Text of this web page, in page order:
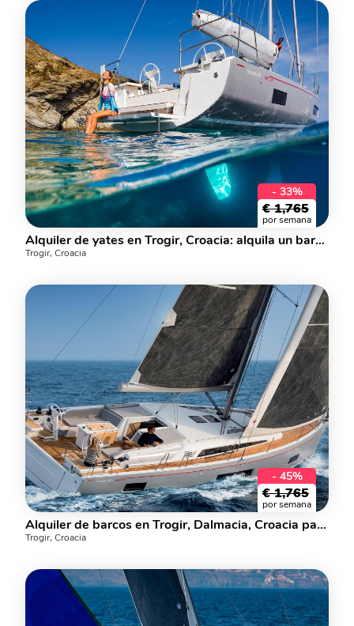
- 33%
€ 1,765
por semana
Alquiler de yates en Trogir, Croacia: alquila un barco para hasta 8 personas.
Trogir, Croacia
- 45%
€ 1,765
por semana
Alquiler de barcos en Trogir, Dalmacia, Croacia para hasta 8 personas: descubra la navegación en un alquiler de yates.
Trogir, Croacia